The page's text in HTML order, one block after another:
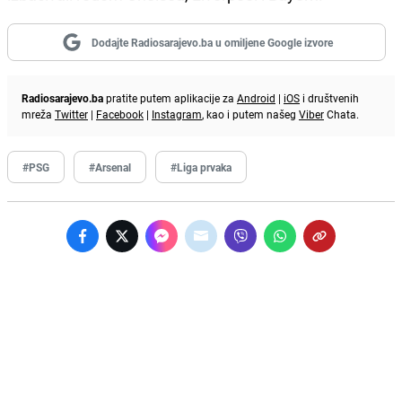
Dodajte Radiosarajevo.ba u omiljene Google izvore
Radiosarajevo.bapratite putem aplikacije za Android | iOS i društvenih
mreža Twitter | Facebook | Instagram, kao i putem našeg ViberChata.
#PSG #Arsenal #Liga prvaka